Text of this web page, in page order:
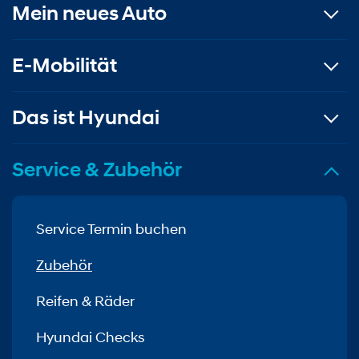
Mein neues Auto
E-Mobilität
Das ist Hyundai
Service & Zubehör
Service Termin buchen
Zubehör
Reifen & Räder
Hyundai Checks